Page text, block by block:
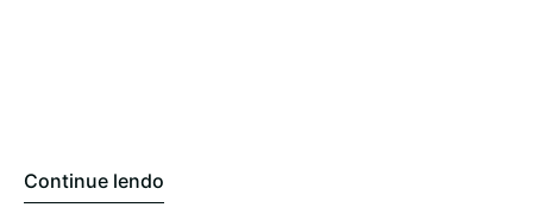
Continue lendo